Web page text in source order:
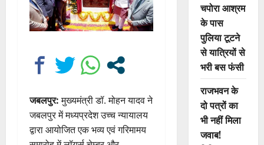
जबलपुर:मुख्यमंत्री डॉ. मोहन यादव ने
जबलपुर में मध्यप्रदेश उच्च न्यायालय
द्वारा आयोजित एक भव्य एवं गरिमामय
चपोरा आश्रम
के पास
पुलिया टूटने
से यात्रियों से
भरी बस फंसी
राजभवन के
दो पत्रों का
भी नहीं मिला
जवाब!